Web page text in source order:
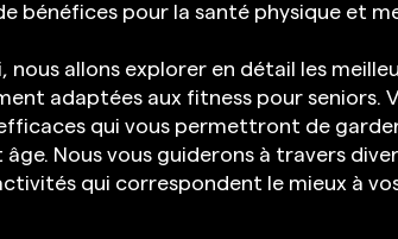
bénéfices pour la santé physique et
nous allons explorer en détail les
adaptées aux fitness pour seniors.
qui vous permettront de
Nous vous guiderons à travers
qui correspondent le mieux à